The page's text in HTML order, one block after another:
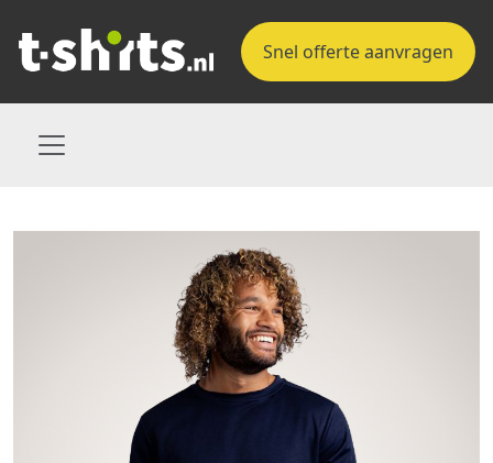
Snel offerte aanvragen